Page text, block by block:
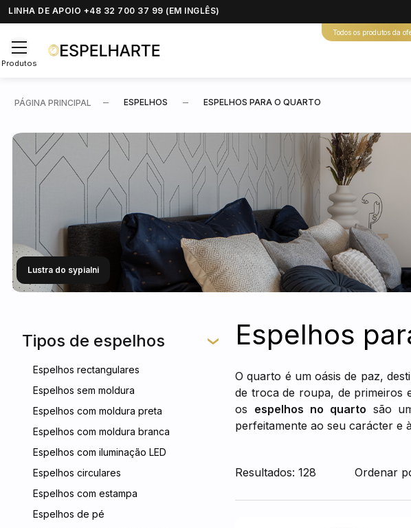
LINHA DE APOIO +48 32 700 37 99 (EM INGLÊS)
Todos os produtos da
Produtos
PÁGINA PRINCIPAL ESPELHOS ESPELHOS PARA O QUARTO
Lustra do sypialni
Tipos de espelhos
Espelhos rectangulares
Espelhos sem moldura
Espelhos com moldura preta
Espelhos com moldura branca
Espelhos com iluminação LED
Espelhos circulares
Espelhos com estampa
Espelhos de pé
Espelhos
O quarto é um oásis de paz,
de troca de roupa, de primeiros
os espelhos no quarto são
perfeitamente ao seu carácter e
Resultados: 128 Ordenar